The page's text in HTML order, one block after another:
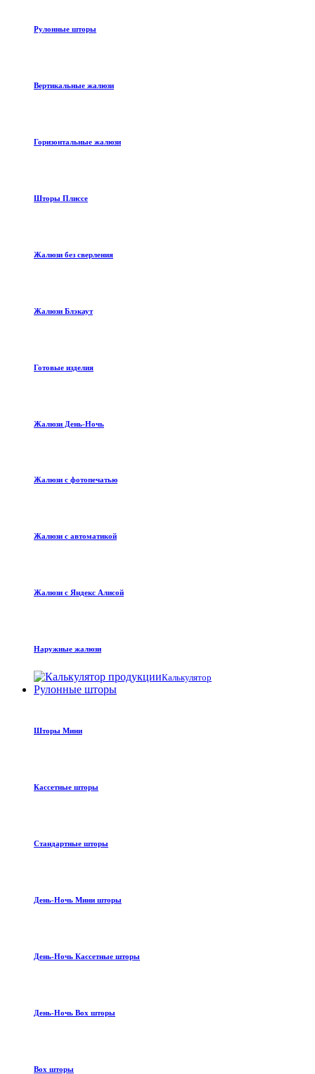
Рулонные шторы
Вертикальные жалюзи
Горизонтальные жалюзи
Шторы Плиссе
Жалюзи без сверления
Жалюзи Блэкаут
Готовые изделия
Жалюзи День-Ночь
Жалюзи с фотопечатью
Жалюзи с автоматикой
Жалюзи с Яндекс Алисой
Наружные жалюзи
Калькулятор
Рулонные шторы
Шторы Мини
Кассетные шторы
Стандартные шторы
День-Ночь Мини шторы
День-Ночь Кассетные шторы
День-Ночь Box шторы
Box шторы